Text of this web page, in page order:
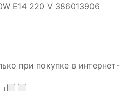
E14 220 V 386013906
при покупке в интернет-